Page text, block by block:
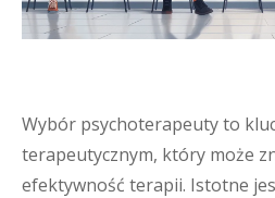
Wybór psychoterapeuty to
terapeutycznym, który może
efektywność terapii. Istotne